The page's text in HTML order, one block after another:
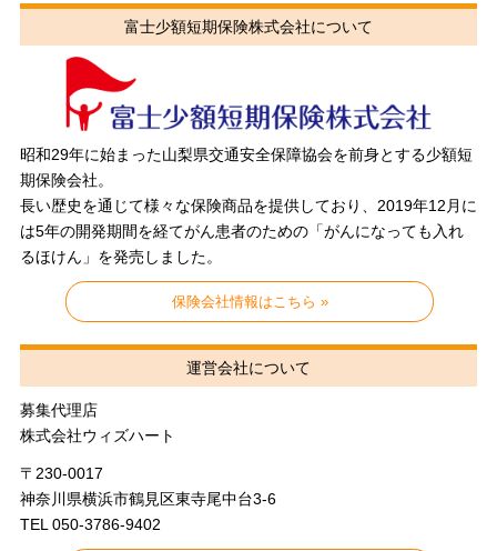
富士少額短期保険株式会社について
昭和29年に始まった山梨県交通安全保障協会を前身とする少額短
期保険会社。
長い歴史を通じて様々な保険商品を提供しており、2019年12月に
は5年の開発期間を経てがん患者のための「がんになっても入れ
るほけん」を発売しました。
保険会社情報はこちら »
運営会社について
募集代理店
株式会社ウィズハート
〒230-0017
神奈川県横浜市鶴見区東寺尾中台3-6
TEL 050-3786-9402